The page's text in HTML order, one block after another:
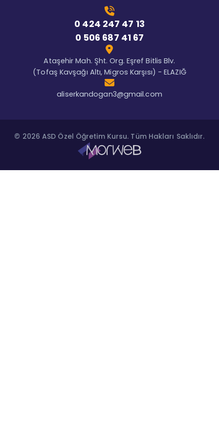
0 424 247 47 13
0 506 687 41 67
Ataşehir Mah. Şht. Org. Eşref Bitlis Blv.
(Tofaş Kavşağı Altı, Migros Karşısı) - ELAZIĞ
aliserkandogan3@gmail.com
© 2026 ASD Özel Öğretim Kursu. Tüm Hakları Saklıdır.